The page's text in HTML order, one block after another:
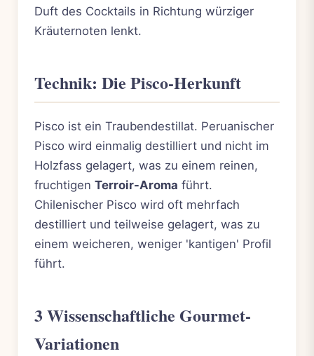
Duft des Cocktails in Richtung würziger
Kräuternoten lenkt.
Technik: Die Pisco-Herkunft
Pisco ist ein Traubendestillat. Peruanischer
Pisco wird einmalig destilliert und nicht im
Holzfass gelagert, was zu einem reinen,
fruchtigen Terroir-Aroma führt.
Chilenischer Pisco wird oft mehrfach
destilliert und teilweise gelagert, was zu
einem weicheren, weniger 'kantigen' Profil
führt.
3 Wissenschaftliche Gourmet-
Variationen